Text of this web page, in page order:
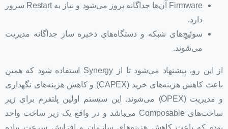
Firmware آن‌ها جداگانه بروز می‌شود و نیاز به Restart سرور
دارد.
سوئیچ‌های شبکه و دستگاه‌های ذخیره ساز جداگانه مدیریت
می‌شوند.
از این رو، پیشنهاد می‌شود تا از Synergy استفاده شود که همین
باعث کاهش هزینه‌های خرید (CAPEX) و کاهش هزینه‌های نگهداری
و مدیریت (OPEX) می‌شوند. این سیستم اولین پلتفرم برای زیر
ساخت‌های Composable می‌باشد و در واقع یک زیر ساخت واحد
بوده که باعث کاهش هزینه‌های سازمان و افزایش سرعت پیاده